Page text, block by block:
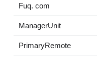
Fuq. com
ManagerUnit
PrimaryRemote